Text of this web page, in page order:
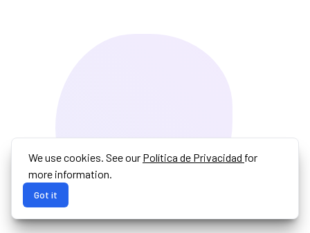
We use cookies. See our Política de Privacidad for
more information.
Got it